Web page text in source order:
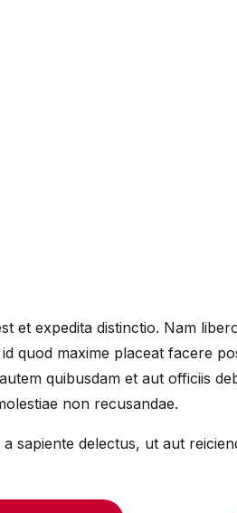
et expedita distinctio. Nam
quod maxime placeat facere
quibusdam et aut officiis
non recusandae.
sapiente delectus, ut aut